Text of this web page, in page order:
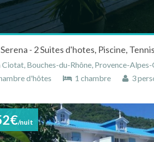
Ciotat, Bouches-du-Rhône, Provence-
d'hôtes
1 chambre 3
/nuit